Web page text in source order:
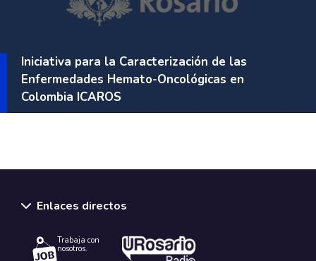
Iniciativa para la Caracterización de las
Enfermedades Hemato-Oncológicas en
Colombia ICAROS
Enlaces directos
Trabaja con
nosotros.